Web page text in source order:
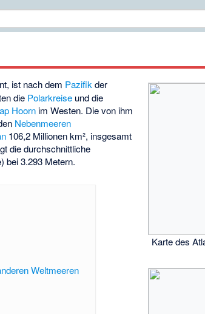
Karte des
ist nach dem Pazifikder
die Polarkreise und die
Hoorn im Westen. Die von ihm
Nebenmeeren
106,2 Millionen km², insgesamt
die durchschnittliche
bei 3.293 Metern.
Weltmeeren